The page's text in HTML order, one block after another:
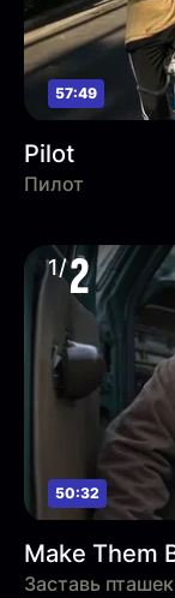
57:49
Pilot
Пилот
1/2
50:32
Make Them
Заставь